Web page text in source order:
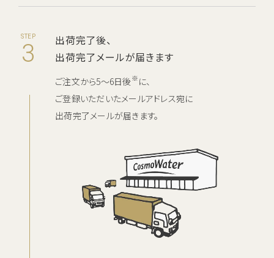
STEP
3
出荷完了後、
出荷完了メールが届きます
ご注文から5～6日後※ に、
ご登録いただいたメールアドレス宛に
出荷完了メールが届きます。